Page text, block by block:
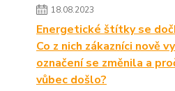
18.08.2023
Energetické štítky se
Co z nich zákazníci nově
označení se změnila a
vůbec došlo?